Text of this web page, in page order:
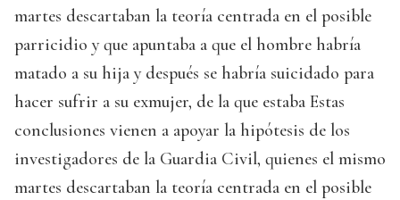
martes descartaban la teoría centrada en el posible
parricidio y que apuntaba a que el hombre habría
matado a su hija y después se habría suicidado para
hacer sufrir a su exmujer, de la que estaba Estas
conclusiones vienen a apoyar la hipótesis de los
investigadores de la Guardia Civil, quienes el mismo
martes descartaban la teoría centrada en el posible